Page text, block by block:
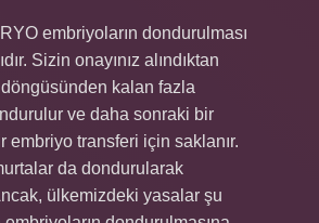
embriyoların dondurulması
Sizin onayınız alındıktan
kalan fazla
ve daha sonraki bir
embriyo transferi için saklanır.
da dondurularak
ülkemizdeki yasalar şu